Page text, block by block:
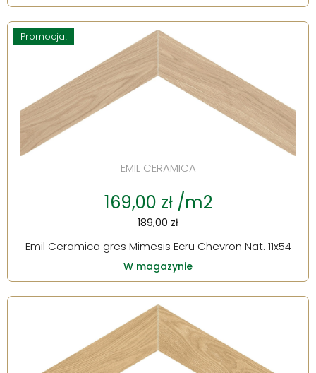
Promocja!
EMIL CERAMICA
169,00 zł /m2
189,00 zł
Emil Ceramica gres Mimesis Ecru Chevron Nat. 11x54
W magazynie